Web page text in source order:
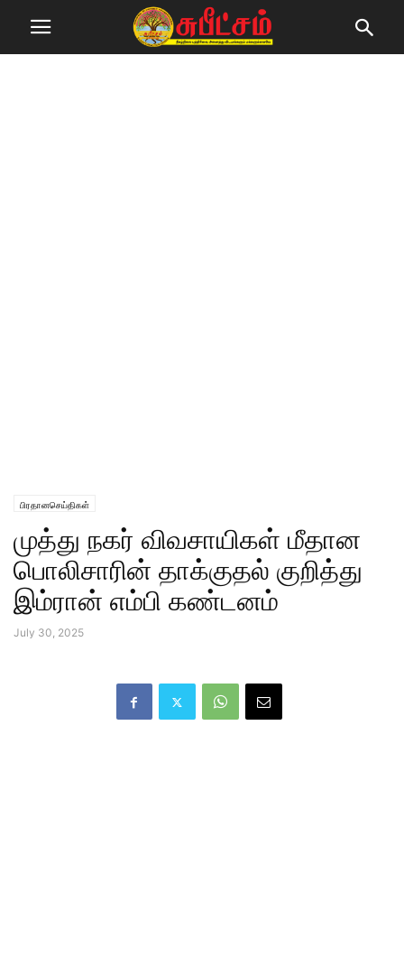
பிரதானசெய்திகள்
முத்து நகர் விவசாயிகள் மீதான
பொலிசாரின் தாக்குதல் குறித்து
இம்ரான் எம்பி கண்டனம்
July 30, 2025